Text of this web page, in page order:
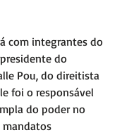
com integrantes do
do
Pou, do direitista
foi o responsável
do poder no
mandatos